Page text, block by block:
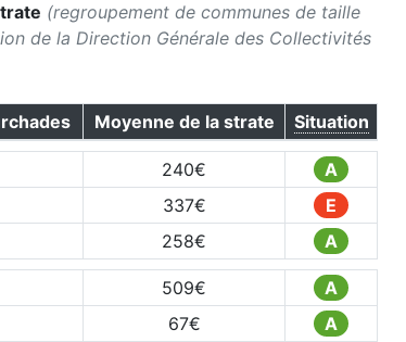
(regroupement de communes de taille
de la Direction Générale des Collectivités
Moyenne de la strate Situation
240€
A
337€
E
258€ A
509€
A
67€
A